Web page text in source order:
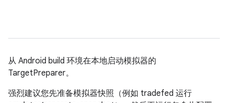
从 Android build 环境在本地启动模拟器的
TargetPreparer。
强烈建议您先准备模拟器快照（例如 tradefed 运行